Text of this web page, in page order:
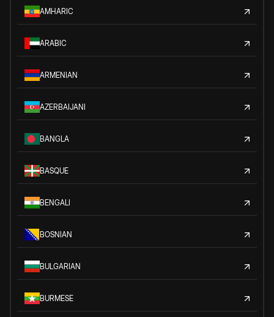
AMHARIC
ARABIC
ARMENIAN
AZERBAIJANI
BANGLA
BASQUE
BENGALI
BOSNIAN
BULGARIAN
BURMESE